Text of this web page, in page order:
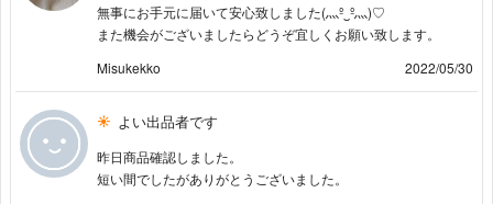
無事にお手元に届いて安心致しました(灬º‿º灬)♡
また機会がございましたらどうぞ宜しくお願い致します。
Misukekko
2022/05/30
よい出品者です
昨日商品確認しました。
短い間でしたがありがとうございました。